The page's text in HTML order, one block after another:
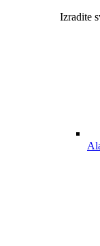
Izradite